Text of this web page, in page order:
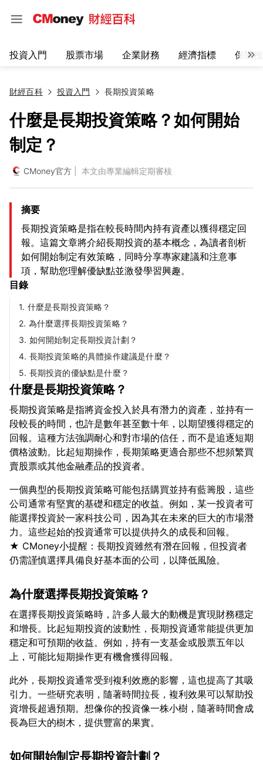
投資入門 股票市場 企業財務 經濟指標 保險
財經百科 投資入門 長期投資策略
什麼是長期投資策略？如何開始
制定？
CMoney官方 | 本文由專業編輯定期審核
摘要
長期投資策略是指在較長時間內持有資產以獲得穩定回
報。這篇文章將介紹長期投資的基本概念，為讀者剖析
如何開始制定有效策略，同時分享專家建議和注意事
項，幫助您理解優缺點並激發學習興趣。
目錄
1. 什麼是長期投資策略？
2. 為什麼選擇長期投資策略？
3. 如何開始制定長期投資計劃？
4. 長期投資策略的具體操作建議是什麼？
5. 長期投資的優缺點是什麼？
什麼是長期投資策略？
長期投資策略是指將資金投入於具有潛力的資產，並持有一
段較長的時間，也許是數年甚至數十年，以期望獲得穩定的
回報。這種方法強調耐心和對市場的信任，而不是追逐短期
價格波動。比起短期操作，長期策略更適合那些不想頻繁買
一個典型的長期投資策略可能包括購買並持有藍籌股，這些
公司通常有堅實的基礎和穩定的收益。例如，某一投資者可
能選擇投資於一家科技公司，因為其在未來的巨大的市場潛
力。這些起始的投資通常可以提供持久的成長和回報。
★ CMoney小提醒：長期投資雖然有潛在回報，但投資者
為什麼選擇長期投資策略？
在選擇長期投資策略時，許多人最大的動機是實現財務穩定
和增長。比起短期投資的波動性，長期投資通常能提供更加
穩定和可預期的收益。例如，持有一支基金或股票五年以
此外，長期投資通常受到複利效應的影響，這也提高了其吸
引力。一些研究表明，隨著時間拉長，複利效果可以幫助投
資增長超過預期。想像你的投資像一株小樹，隨著時間會成
如何開始制定長期投資計劃？